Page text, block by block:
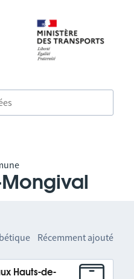
Récemment ajouté
Hauts-de-